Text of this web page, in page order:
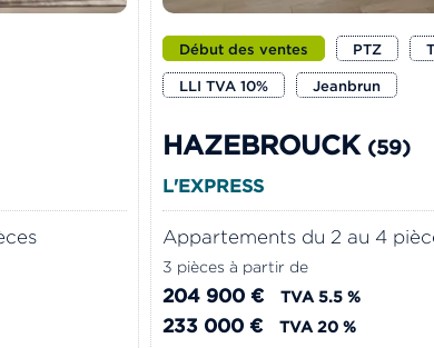
Début des ventes PTZ
LLI TVA 10%
Jeanbrun
HAZEBROUCK (59)
L'EXPRESS
Appartements du 2 au 4
3 pièces à partir de
204 900 € TVA 5.5 %
233 000 € TVA 20 %